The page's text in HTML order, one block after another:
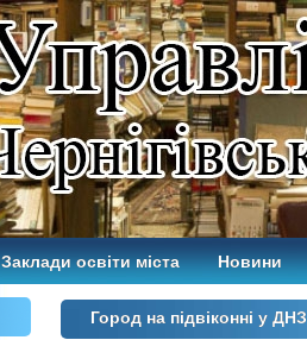
Заклади освіти міста Новини
Город на підвіконні у